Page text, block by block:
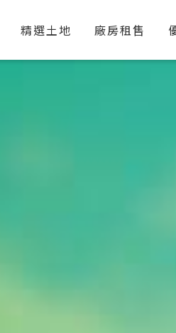
精選土地 廠房租售